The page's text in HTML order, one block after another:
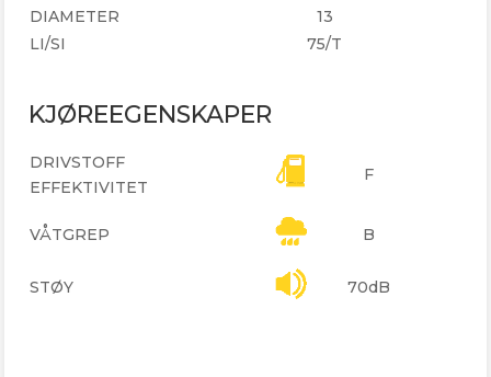
DIAMETER
13
LI/SI
75/T
KJØREEGENSKAPER
DRIVSTOFF
EFFEKTIVITET
F
VÅTGREP B
STØY 70dB